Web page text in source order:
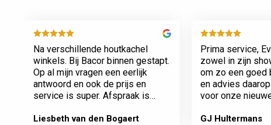
Na verschillende houtkachel
winkels. Bij Bacor binnen gestapt.
Op al mijn vragen een eerlijk
antwoord en ook de prijs en
service is super. Afspraak is
Dank jullie wel! Bacor
Liesbeth van den Bogaert
Prima service,
zowel in zijn
om zo een goed
en advies
voor onze
GJ Hultermans